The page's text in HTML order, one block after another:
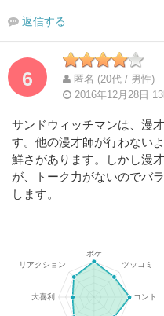
返信する
6
匿名 (20代 / 男性)
2016年12月28日
サンドウィッチマンは、漫
す。他の漫才師が行わない
鮮さがあります。しかし漫
が、トーク力がないのでバ
します。